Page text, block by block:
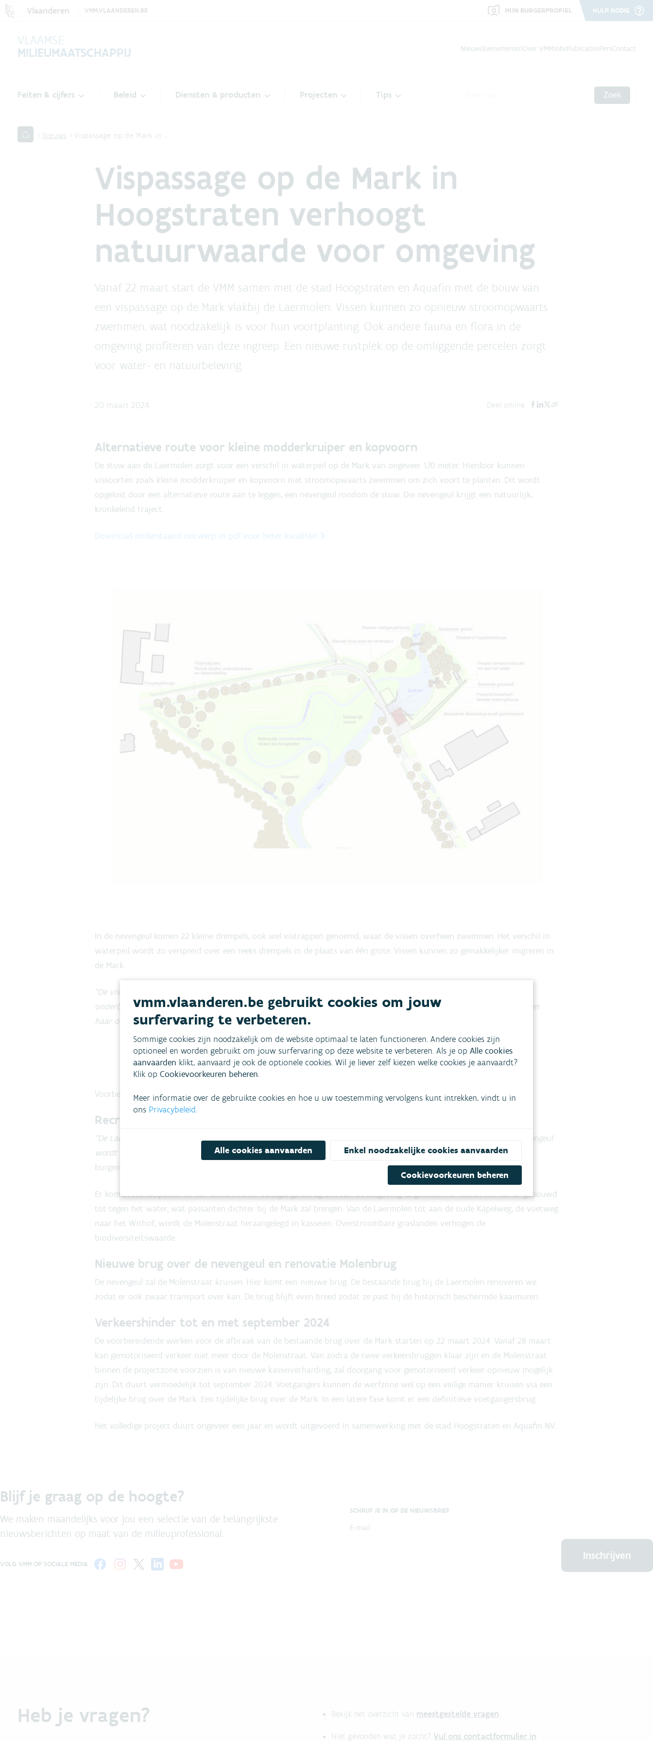
Vlaanderen VMM.VLAANDEREN.BE MIJN BURGERPROFIEL HULP NODIG
VLAAMSE
MILIEUMAATSCHAPPIJ
NieuwsEvenementenOver VMMJobsPublicatiesPersContact
Feiten & cijfers Beleid Diensten & producten Projecten Tips Zoek
Nieuws Vispassage op de Mark in …
Vispassage op de Mark in
Hoogstraten verhoogt
natuurwaarde voor omgeving
Vanaf 22 maart start de VMM samen met de stad Hoogstraten en Aquafin met de bouw van
een vispassage op de Mark vlakbij de Laermolen. Vissen kunnen zo opnieuw stroomopwaarts
zwemmen, wat noodzakelijk is voor hun voortplanting. Ook andere fauna en flora in de
omgeving profiteren van deze ingreep. Een nieuwe rustplek op de omliggende percelen zorgt
voor water- en natuurbeleving.
20 maart 2024 Deel online
Alternatieve route voor kleine modderkruiper en kopvoorn
De stuw aan de Laermolen zorgt voor een verschil in waterpeil op de Mark van ongeveer 1,70 meter. Hierdoor kunnen
vissoorten zoals kleine modderkruiper en kopvoorn niet stroomopwaarts zwemmen om zich voort te planten. Dit wordt
opgelost door een alternatieve route aan te leggen, een nevengeul rondom de stuw. Die nevengeul krijgt een natuurlijk,
kronkelend traject.
Download onderstaand ontwerp in pdf voor beter kwaliteit »
In de nevengeul komen 22 kleine drempels, ook wel vistrappen genoemd, waar de vissen overheen zwemmen. Het verschil in
waterpeil wordt zo verspreid over een reeks drempels in de plaats van één grote. Vissen kunnen zo gemakkelijker migreren in
de Mark.
“De vispassage zorgt er ook voor dat de oevers van de waterloop een aaneengesloten geheel vormen en niet meer
onderbroken worden door de stuw. Zo kunnen fauna en flora welig tieren en verhoogt de natuurwaarde van de Mark en
haar omgeving”, zegt Katrien Smet van de VMM
Voorbeeld van vistrappen (op de rivier de Aa)
Recreatiezone voor wandelaars
“De Laermolen is een prachtig relict uit het middeleeuwse verleden van Hoogstraten. Door de percelen waar de visnevengeul
wordt aangelegd, landschappelijk her in te richten, wordt dit een belangrijke toeristische troef voor onze stad”, zegt
burgemeester Marc Van Aperen.
Er komen wandelpaden en een extra houten voetgangersbrug om van de omgeving te genieten. Er wordt een terras gebouwd
tot tegen het water, wat passanten dichter bij de Mark zal brengen. Van de Laermolen tot aan de oude Kapelweg, de voetweg
naar het Withof, wordt de Molenstraat heraangelegd in kasseien. Overstroombare graslanden verhogen de
biodiversiteitswaarde.
Nieuwe brug over de nevengeul en renovatie Molenbrug
De nevengeul zal de Molenstraat kruisen. Hier komt een nieuwe brug. De bestaande brug bij de Laermolen renoveren we
zodat er ook zwaar transport over kan. De brug blijft even breed zodat ze past bij de historisch beschermde kaaimuren.
Verkeershinder tot en met september 2024
De voorbereidende werken voor de afbraak van de bestaande brug over de Mark starten op 22 maart 2024. Vanaf 28 maart
kan gemotoriseerd verkeer niet meer door de Molenstraat. Van zodra de twee verkeersbruggen klaar zijn en de Molenstraat
binnen de projectzone voorzien is van nieuwe kasseiverharding, zal doorgang voor gemotoriseerd verkeer opnieuw mogelijk
zijn. Dit duurt vermoedelijk tot september 2024. Voetgangers kunnen de werfzone wel op een veilige manier kruisen via een
tijdelijke brug over de Mark. Een tijdelijke brug over de Mark. In een latere fase komt er een definitieve voetgangersbrug.
Het volledige project duurt ongeveer een jaar en wordt uitgevoerd in samenwerking met de stad Hoogstraten en Aquafin NV.
Blijf je graag op de hoogte?
We maken maandelijks voor jou een selectie van de belangrijkste
nieuwsberichten op maat van de milieuprofessional.
VOLG VMM OP SOCIALE MEDIA
SCHRIJF JE IN OP DE NIEUWSBRIEF
E-mail
Inschrijven
Heb je vragen? Bekijk het overzicht van meestgestelde vragen
Niet gevonden wat je zocht? Vul ons contactformulier in
vmm.vlaanderen.be gebruikt cookies om jouw
surfervaring te verbeteren.
Sommige cookies zijn noodzakelijk om de website optimaal te laten functioneren. Andere cookies zijn
optioneel en worden gebruikt om jouw surfervaring op deze website te verbeteren. Als je op Alle cookies
aanvaarden klikt, aanvaard je ook de optionele cookies. Wil je liever zelf kiezen welke cookies je aanvaardt?
Klik op Cookievoorkeuren beheren.
Meer informatie over de gebruikte cookies en hoe u uw toestemming vervolgens kunt intrekken, vindt u in
ons Privacybeleid.
Alle cookies aanvaarden Enkel noodzakelijke cookies aanvaarden
Cookievoorkeuren beheren